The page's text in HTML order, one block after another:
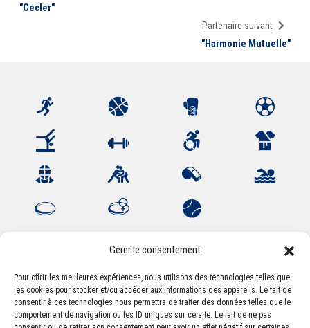
Gérer le consentement
Pour offrir les meilleures expériences, nous utilisons des technologies telles que
les cookies pour stocker et/ou accéder aux informations des appareils. Le fait de
consentir à ces technologies nous permettra de traiter des données telles que le
comportement de navigation ou les ID uniques sur ce site. Le fait de ne pas
"Cecler"
Partenaire suivant
"Harmonie Mutuelle"
Association Sportive Montferrandaise
84, boulevard Léon Jouhaux
CS 80221 - 63021 Clermont-Ferrand Cedex 2